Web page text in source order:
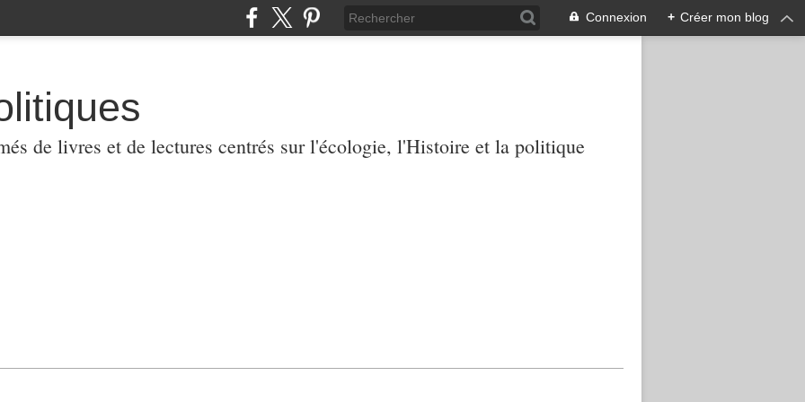
Connexion + Créer mon blog
de livres et de lectures centrés sur l'écologie, l'Histoire et la politique